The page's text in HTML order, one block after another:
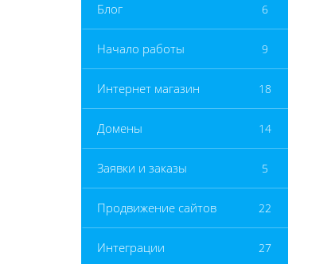
Блог 6
Начало работы 9
Интернет магазин 18
Домены 14
Заявки и заказы 5
Продвижение сайтов 22
Интеграции 27